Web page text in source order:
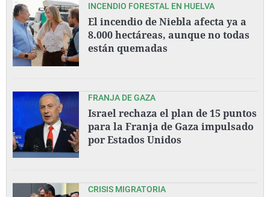
INCENDIO FORESTAL EN HUELVA
El incendio de Niebla afecta ya a
8.000 hectáreas, aunque no todas
están quemadas
FRANJA DE GAZA
Israel rechaza el plan de 15 puntos
para la Franja de Gaza impulsado
por Estados Unidos
CRISIS MIGRATORIA